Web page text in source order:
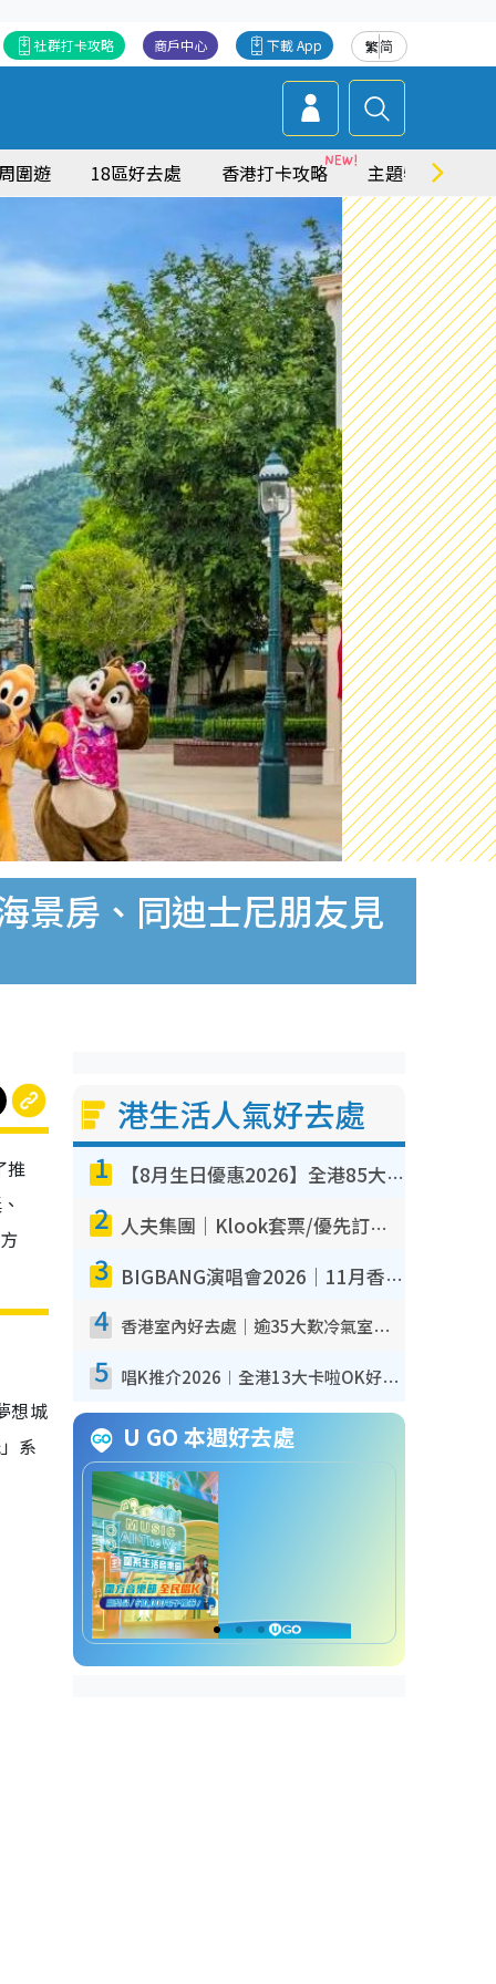
繁简
下載 App
商戶中心
社群打卡攻略
圍遊 18區好去處 香港打卡攻略 主題特集
景房、同迪士尼朋友見
推
想城
系
港生活人氣好去處
1 【8月生日優惠2026】全港85大食買玩著數攻略 自助餐/火鍋放題同行免費＋誠品/DONKI送現金券
2 人夫集團｜Klook套票/優先訂票/公開發售搶飛攻略！附票價.購票連結.場地座位表
3 BIGBANG演唱會2026｜11月香港啟德開3場！實名制VIP申請、優先購票攻略
4 香港室內好去處｜逾35大歎冷氣室內好去處推介 室內活動免費避雨無懼落雨
5 唱K推介2026︱全港13大卡啦OK好去處！最平$36起 日文K都有！(附地址+收費詳情)
U GO 本週好去處